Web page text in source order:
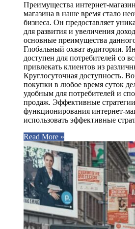
Преимущества интернет-
магазина в наше время стало
бизнеса. Он предоставляет
для развития и увеличения
основные преимущества
Глобальный охват аудитории.
доступен для потребителей со
привлекать клиентов из
Круглосуточная доступность.
покупки в любое время суток
удобным для потребителей и
продаж. Эффективные
функционирования интернет-
использовать эффективные
Read More »